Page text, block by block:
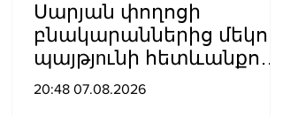
Սարյան փողոցի
բնակարաններից մեկում
պայթյnւնի հետևանքով
55-ամյա տղամարդը
20:48 07.08.2026